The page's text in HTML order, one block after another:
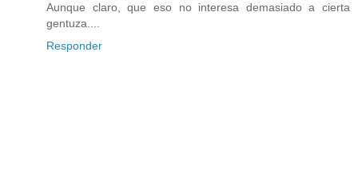
Aunque claro, que eso no interesa demasiado a cierta
gentuza....
Responder